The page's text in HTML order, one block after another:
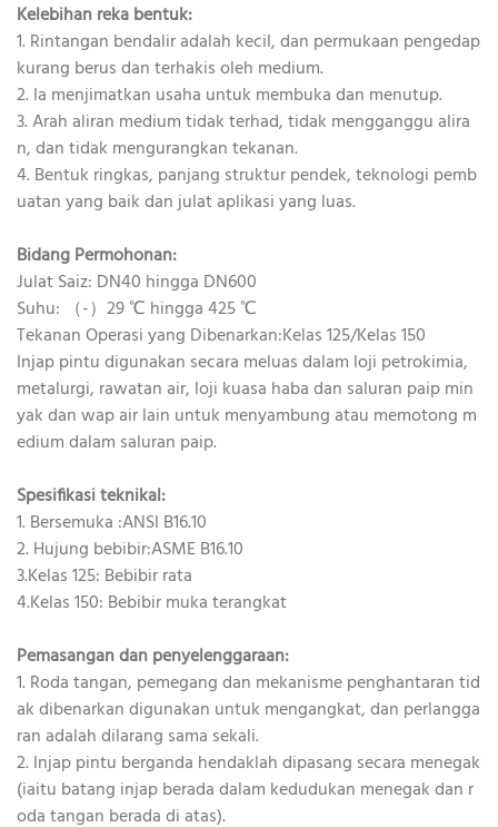
Kelebihan reka bentuk:
1. Rintangan bendalir adalah kecil, dan permukaan pengedap
kurang berus dan terhakis oleh medium.
2. Ia menjimatkan usaha untuk membuka dan menutup.
3. Arah aliran medium tidak terhad, tidak mengganggu alira
n, dan tidak mengurangkan tekanan.
4. Bentuk ringkas, panjang struktur pendek, teknologi pemb
uatan yang baik dan julat aplikasi yang luas.
Bidang Permohonan:
Julat Saiz: DN40 hingga DN600
Suhu: （-）29 ℃ hingga 425 ℃
Tekanan Operasi yang Dibenarkan:Kelas 125/Kelas 150
Injap pintu digunakan secara meluas dalam loji petrokimia,
metalurgi, rawatan air, loji kuasa haba dan saluran paip min
yak dan wap air lain untuk menyambung atau memotong m
edium dalam saluran paip.
Spesifikasi teknikal:
1. Bersemuka :ANSI B16.10
2. Hujung bebibir:ASME B16.10
3.Kelas 125: Bebibir rata
4.Kelas 150: Bebibir muka terangkat
Pemasangan dan penyelenggaraan:
1. Roda tangan, pemegang dan mekanisme penghantaran tid
ak dibenarkan digunakan untuk mengangkat, dan perlangga
ran adalah dilarang sama sekali.
2. Injap pintu berganda hendaklah dipasang secara menegak
(iaitu batang injap berada dalam kedudukan menegak dan r
oda tangan berada di atas).